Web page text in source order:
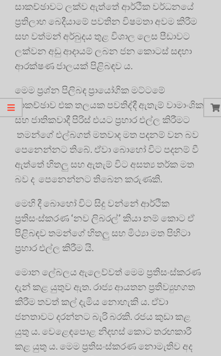
සාකච්ඡාවට ලක්ව ඇත්තේ ආර්ථික වර්ධනයේ
ප්‍රතිලාභ බෙදීයාමේ පවතින විෂමතා අවම කිරීම
සහ වත්මන් අර්බුදය තුළ විශාල ලෙස පීඩාවට
ලක්වන අඩු ආදායම් ලබන ජන කොටස් සඳහා
ආරක්ෂණ ජාලයක් පිළිබඳව ය.
මෙම ප්‍රශ්න පිලිබඳ ප්‍රායෝගික මට්ටමේ
සාකච්ඡාව එක තලයක පවතිද්දී ඇතැම් වාමාංශික
සහ ජාතිකවාදී පිරිස් එයට ප්‍රහාර එල්ල කිරීමට
තමන්ගේ එල්බගත් මතවාද මත පදනම් වන බව
පෙනෙන්නට තිබේ. ඒවා බොහෝ විට පදනම් වී
ඇත්තේ හිතලු සහ ඇතැම් විට අසත්‍ය තර්ක මත
බව ද පෙනෙන්නට තිබෙන කරුණකි.
මෙහි දී බොහෝ විට සිදු වන්නේ ආර්ථික
ප්‍රතිසංස්කරණ ‘නව ලිබරල්’ කියා නම් කොට ඒ
පිළිබඳව තමන්ගේ හිතලු සහ මිථ්‍යා මත පිහිටා
ප්‍රහාර එල්ල කිරීම යි.
මොන ලේබලය ඇලෙව්වත් මෙම ප්‍රතිසංස්කරණ
දැන් කළ යුතුව ඇත. රාජ්‍ය ආයතන ප්‍රතිව්‍යුහගත
කිරීම තවත් කල් දැමිය නොහැකි ය. ඒවා
ජනතාවට දරන්නට බැරි බරකි. රජය කුඩා කළ
යුතු ය. වෙළෙඳපොළ නිදහස් කොට තරඟකාරී
කළ යුතු ය. මෙම ප්‍රතිසංස්කරණ නොමැතිව අද